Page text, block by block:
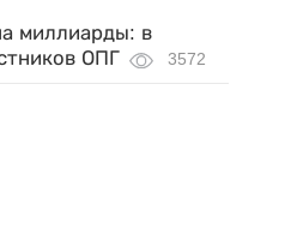
миллиарды: в
ОПГ
3572